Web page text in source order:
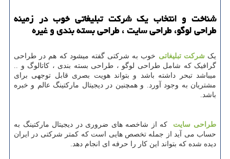
شناخت و انتخاب یکشرکت تبلیغاتی خوب در زمینه
طراحی لوگو، طراحی سایت ، طراحی بسته بندیو غیره
یک شرکت تبلیغاتی خوب به شرکتی گفته میشود که هم در طراحی
گرافیک که شامل طراحی لوگو ، طراحی بسته بندی ، کاتالوگ و ..
میباشد تبحر داشته باشد و بتواند هویت بصری قابل توجهی برای
مشتریان به وجود آورد. و همچنین در دیجیتال مارکتینگ عالم و خبره
باشد.
طراحی سایت که از شاخصه های ضروری در دیجیتال مارکتینگ به
حساب می آید از جمله تخصص هایی است که کمتر شرکتی در ایران
دیده شده که بتواند این کار را حرفه ای انجام دهد.